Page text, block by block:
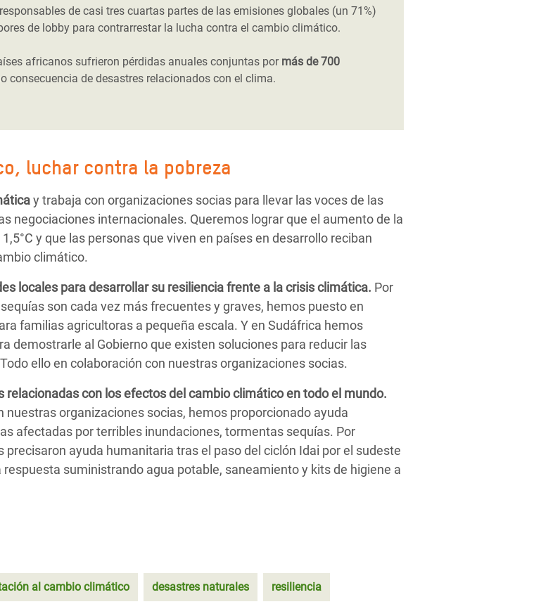
de casi tres cuartas partes de las emisiones globales (un 71%)
de lobby para contrarrestar la lucha contra el cambio climático.
africanos sufrieron pérdidas anuales conjuntas por más de 700
consecuencia de desastres relacionados con el clima.
luchar contra la pobreza
y trabaja con organizaciones socias para llevar las voces de las
negociaciones internacionales. Queremos lograr que el aumento de la
y que las personas que viven en países en desarrollo reciban
climático.
locales para desarrollar su resiliencia frente a la crisis climática. Por
son cada vez más frecuentes y graves, hemos puesto en
familias agricultoras a pequeña escala. Y en Sudáfrica hemos
demostrarle al Gobierno que existen soluciones para reducir las
ello en colaboración con nuestras organizaciones socias.
con los efectos del cambio climático en todo el mundo.
nuestras organizaciones socias, hemos proporcionado ayuda
afectadas por terribles inundaciones, tormentas sequías. Por
ayuda humanitaria tras el paso del ciclón Idai por el sudeste
suministrando agua potable, saneamiento y kits de higiene a
al cambio climático desastres naturales resiliencia